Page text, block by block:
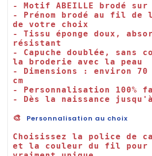
- Motif ABEILLE brodé sur
- Prénom brodé au fil de
de votre choix
- Tissu éponge doux,
résistant
- Capuche doublée, sans
la broderie avec la peau
- Dimensions : environ 70
cm
- Personnalisation 100%
- Dès la naissance
🎨 Personnalisation au choix
Choisissez la police de
et la couleur du fil pour